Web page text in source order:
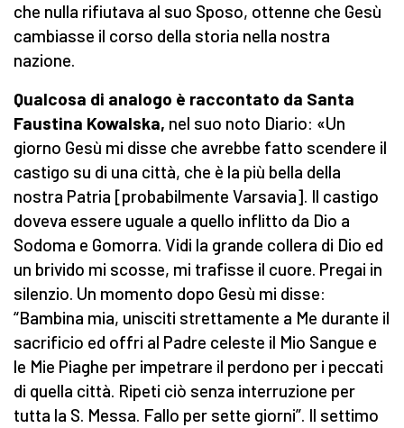
che nulla rifiutava al suo Sposo, ottenne che Gesù
cambiasse il corso della storia nella nostra
nazione.
Qualcosa di analogo è raccontato da Santa
Faustina Kowalska, nel suo noto Diario: «Un
giorno Gesù mi disse che avrebbe fatto scendere il
castigo su di una città, che è la più bella della
nostra Patria [probabilmente Varsavia]. Il castigo
doveva essere uguale a quello inflitto da Dio a
Sodoma e Gomorra. Vidi la grande collera di Dio ed
un brivido mi scosse, mi trafisse il cuore. Pregai in
silenzio. Un momento dopo Gesù mi disse:
“Bambina mia, unisciti strettamente a Me durante il
sacrificio ed offri al Padre celeste il Mio Sangue e
le Mie Piaghe per impetrare il perdono per i peccati
di quella città. Ripeti ciò senza interruzione per
tutta la S. Messa. Fallo per sette giorni”. Il settimo